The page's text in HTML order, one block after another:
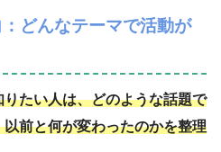
どんなテーマで活動が
たい人は、どのような話題で
前と何が変わったのかを整理